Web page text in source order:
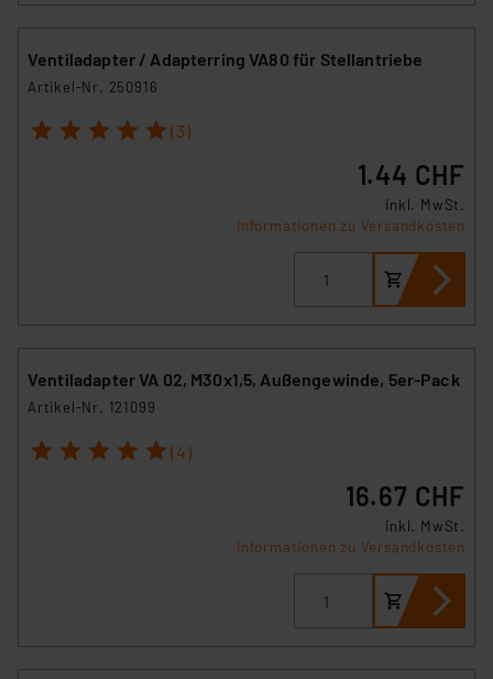
Ventiladapter / Adapterring VA80 für Stellantriebe
Artikel-Nr. 250916
1 2 3 4 5 (3)
1.44 CHF
inkl. MwSt.
Informationen zu Versandkosten
Ventiladapter VA 02, M30x1,5, Außengewinde, 5er-Pack
Artikel-Nr. 121099
1 2 3 4 5 (4)
16.67 CHF
inkl. MwSt.
Informationen zu Versandkosten